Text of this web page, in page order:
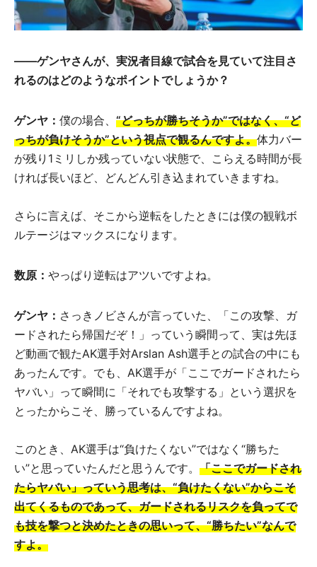
――ゲンヤさんが、実況者目線で試合を見ていて注目さ
れるのはどのようなポイントでしょうか？
ゲンヤ： 僕の場合、 “どっちが勝ちそうか”ではなく、“ど
っちが負けそうか”という視点で観るんですよ。体力バー
が残り1ミリしか残っていない状態で、こらえる時間が長
ければ長いほど、どんどん引き込まれていきますね。
さらに言えば、そこから逆転をしたときには僕の観戦ボ
ルテージはマックスになります。
数原： やっぱり逆転はアツいですよね。
ゲンヤ： さっきノビさんが言っていた、「この攻撃、ガ
ードされたら帰国だぞ！」っていう瞬間って、実は先ほ
ど動画で観たAK選手対Arslan Ash選手との試合の中にも
あったんです。でも、AK選手が「ここでガードされたら
ヤバい」って瞬間に「それでも攻撃する」という選択を
とったからこそ、勝っているんですよね。
このとき、AK選手は“負けたくない”ではなく“勝ちた
い”と思っていたんだと思うんです。 「ここでガードされ
たらヤバい」っていう思考は、“負けたくない”からこそ
出てくるものであって、ガードされるリスクを負ってで
も技を撃つと決めたときの思いって、“勝ちたい”なんで
すよ。